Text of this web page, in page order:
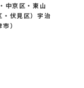
中京区・東山
・伏見区）宇治
）